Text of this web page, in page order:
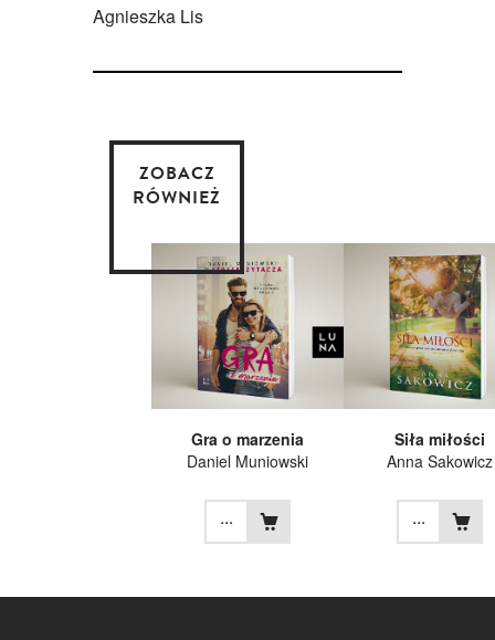
Agnieszka Lis
ZOBACZ
RÓWNIEŻ
Gra o marzenia
Daniel Muniowski
...
Siła miłości
Anna Sakowicz
...